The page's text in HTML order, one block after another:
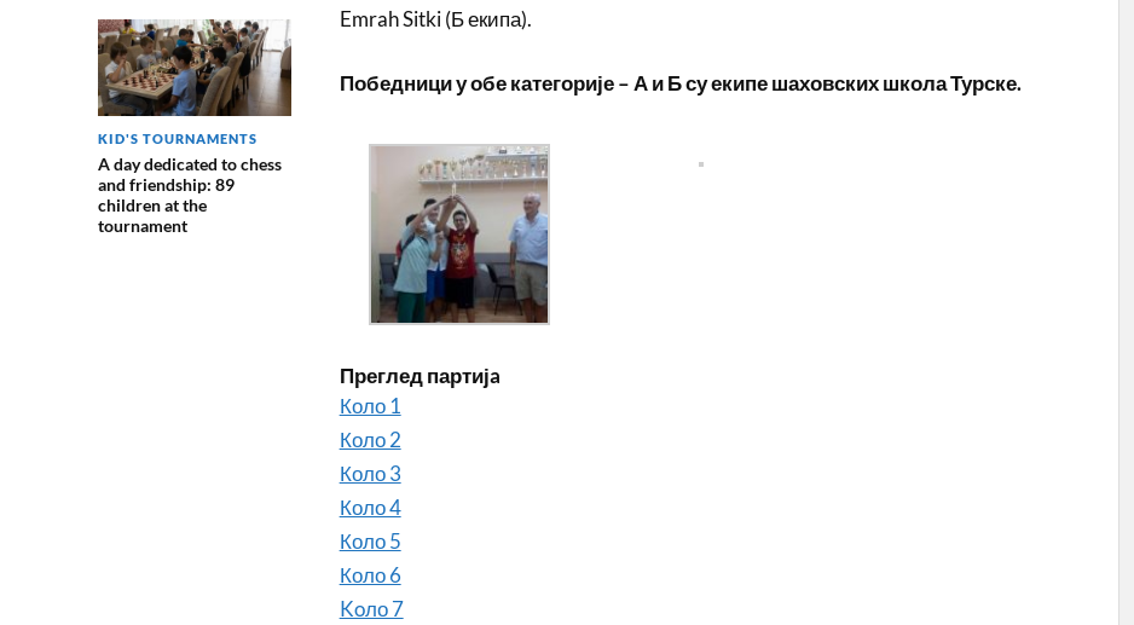
KID'S TOURNAMENTS
A day dedicated to chess
and friendship: 89
children at the
tournament
Emrah Sitki (Б екипа).
Победници у обе категорије – А и Б су екипе шаховских школа Турске.
Преглед партијa
Коло 1
Коло 2
Коло 3
Коло 4
Коло 5
Коло 6
Koло 7